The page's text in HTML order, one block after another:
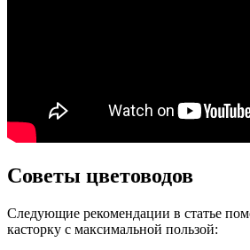
Советы цветоводов
Следующие рекомендации в статье
касторку с максимальной пользой: